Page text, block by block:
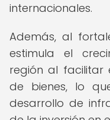
internacionales.
Además, al
estimula el
región al facilitar
de bienes, lo
desarrollo de